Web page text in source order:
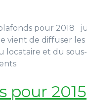
plafonds pour
vient de diffuser
locataire et du
pour 2015